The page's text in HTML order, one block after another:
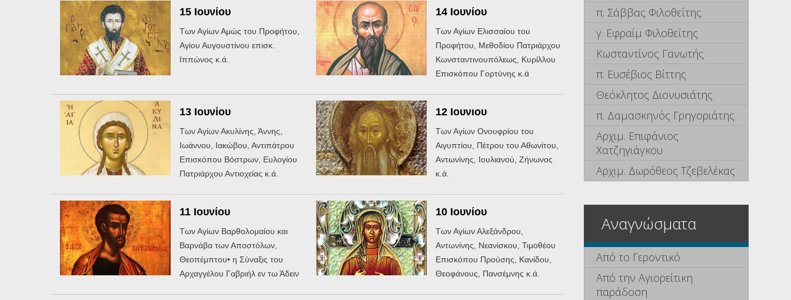
15 Ιουνίου
Των Αγίων Αμώς του Προφήτου,
Αγίου Αυγουστίνου επισκ.
Ιππώνος κ.ά.
14 Ιουνίου
Των Αγίων Ελισσαίου του
Προφήτου, Μεθοδίου Πατριάρχου
Κωνσταντινουπόλεως, Κυρίλλου
Επισκόπου Γορτύνης κ.ά
13 Ιουνίου
Των Αγίων Ακυλίνης, Άννης,
Ιωάννου, Ιακώβου, Αντιπάτρου
Επισκόπου Βόστρων, Ευλογίου
Πατριάρχου Αντιοχείας κ.ά.
12 Ιουνιου
Των Αγίων Ονουφρίου του
Αιγυπτίου, Πέτρου του Αθωνίτου,
Αντωνίνης, Ιουλιανού, Ζήνωνος
κ.ά.
11 Ιουνίου
Των Αγίων Βαρθολομαίου και
Βαρνάβα των Αποστόλων,
Θεοπέμπτου• η Σύναξις του
Αρχαγγέλου Γαβριήλ εν τω Άδειν
10 Ιουνίου
Των Αγίων Αλεξάνδρου,
Αντωνίνης, Νεανίσκου, Τιμοθέου
Επισκόπου Προύσης, Κανίδου,
Θεοφάνους, Πανσέμνης κ.ά.
π. Σάββας Φιλοθεΐτης
γ. Εφραίμ Φιλοθεΐτης
Κωσταντίνος Γανωτής
π. Ευσέβιος Βίττης
Θεόκλητος Διονυσιάτης
π. Δαμασκηνός Γρηγοριάτης
Αρχιμ. Επιφάνιος
Χατζηγιάγκου
Αρχιμ. Δωρόθεος Τζεβελέκας
Αναγνώσματα
Από το Γεροντικό
Από την Αγιορείτικη
παράδοση